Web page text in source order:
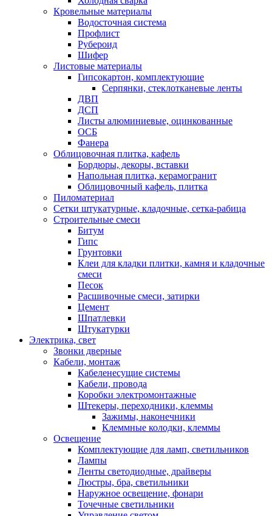
Кровельные материалы
Водосточная система
Профлист
Рубероид
Шифер
Листовые материалы
Гипсокартон, комплектующие
Серпянки, стеклотканевые ленты
ДВП
ДСП
Листы алюминиевые, оцинкованные
ОСБ
Фанера
Облицовочная плитка, кафель
Бордюры, декоры, вставки
Напольная плитка, керамогранит
Облицовочный кафель, плитка
Пиломатериал
Сетки штукатурные, кладочные, сетка-рабица
Строительные смеси
Битум
Гипс
Грунтовки
Клеи для кладки плитки, камня и кладочные
смеси
Песок
Расшивочные смеси, затирки
Цемент
Шпатлевки
Штукатурки
Электрика, свет
Звонки дверные
Кабели, монтаж
Кабеленесущие системы
Кабели, провода
Коробки электромонтажные
Штекеры, переходники, клеммы
Зажимы, наконечники
Клеммные колодки, клеммы
Освещение
Комплектующие для ламп, светильников
Лампы
Ленты светодиодные, драйверы
Люстры, бра, светильники
Наружное освещение, фонари
Точечные светильники